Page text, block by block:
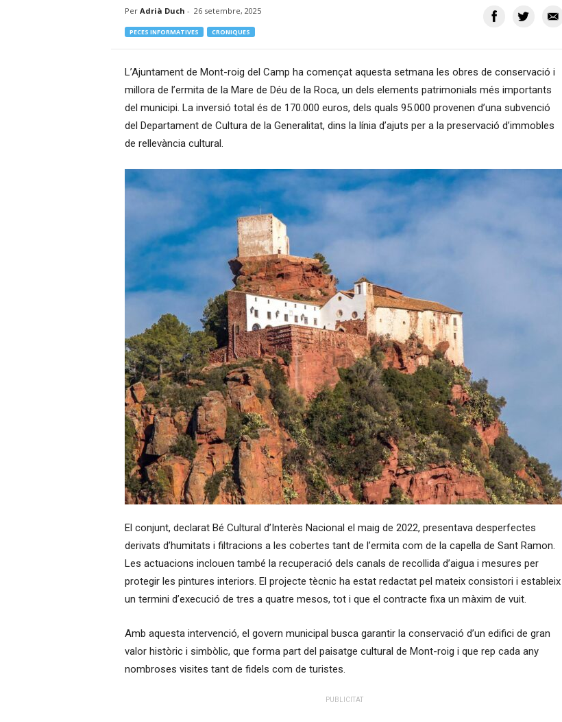
Per Adrià Duch - 26 setembre, 2025
PECES INFORMATIVES CRONIQUES
L’Ajuntament de Mont-roig del Camp ha començat aquesta setmana les obres de conservació i
millora de l’ermita de la Mare de Déu de la Roca, un dels elements patrimonials més importants
del municipi. La inversió total és de 170.000 euros, dels quals 95.000 provenen d’una subvenció
del Departament de Cultura de la Generalitat, dins la línia d’ajuts per a la preservació d’immobles
de rellevància cultural.
El conjunt, declarat Bé Cultural d’Interès Nacional el maig de 2022, presentava desperfectes
derivats d’humitats i filtracions a les cobertes tant de l’ermita com de la capella de Sant Ramon.
Les actuacions inclouen també la recuperació dels canals de recollida d’aigua i mesures per
protegir les pintures interiors. El projecte tècnic ha estat redactat pel mateix consistori i estableix
un termini d’execució de tres a quatre mesos, tot i que el contracte fixa un màxim de vuit.
Amb aquesta intervenció, el govern municipal busca garantir la conservació d’un edifici de gran
valor històric i simbòlic, que forma part del paisatge cultural de Mont-roig i que rep cada any
nombroses visites tant de fidels com de turistes.
PUBLICITAT